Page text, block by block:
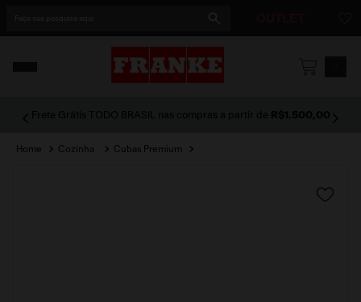
Cozinha Cubas Premium
º coifa